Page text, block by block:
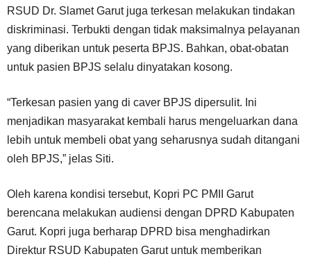
RSUD Dr. Slamet Garut juga terkesan melakukan tindakan
diskriminasi. Terbukti dengan tidak maksimalnya pelayanan
yang diberikan untuk peserta BPJS. Bahkan, obat-obatan
untuk pasien BPJS selalu dinyatakan kosong.
“Terkesan pasien yang di caver BPJS dipersulit. Ini
menjadikan masyarakat kembali harus mengeluarkan dana
lebih untuk membeli obat yang seharusnya sudah ditangani
oleh BPJS,” jelas Siti.
Oleh karena kondisi tersebut, Kopri PC PMII Garut
berencana melakukan audiensi dengan DPRD Kabupaten
Garut. Kopri juga berharap DPRD bisa menghadirkan
Direktur RSUD Kabupaten Garut untuk memberikan